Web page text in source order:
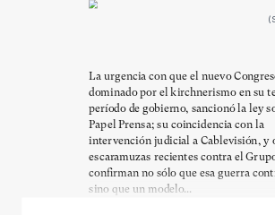
La urgencia con que el nuevo
dominado por el kirchnerismo en su
período de gobierno, sancionó la ley
Papel Prensa; su coincidencia con la
intervención judicial a Cablevisión, y
escaramuzas recientes contra el
confirman no sólo que esa guerra
sino que un modelo...